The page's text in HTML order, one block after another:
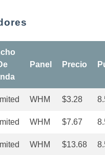
Panel Precio
WHM $3.28
WHM $7.67
WHM $13.68